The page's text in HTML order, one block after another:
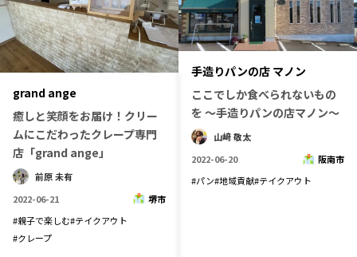
grand ange
癒しと笑顔をお届け！クリー
ムにこだわったクレープ専門
店「grand ange」
前原 未有
2022-06-21
堺市
#親子で楽しむ#テイクアウト
#クレープ
手造りパンの店 マノン
ここでしか食べられないもの
を ～手造りパンの店マノン～
山﨑 敬太
2022-06-20
阪南市
#パン#地域貢献#テイクアウト